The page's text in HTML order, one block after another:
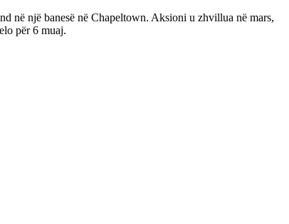
në një banesë në Chapeltown. Aksioni u zhvillua në mars,
për 6 muaj.